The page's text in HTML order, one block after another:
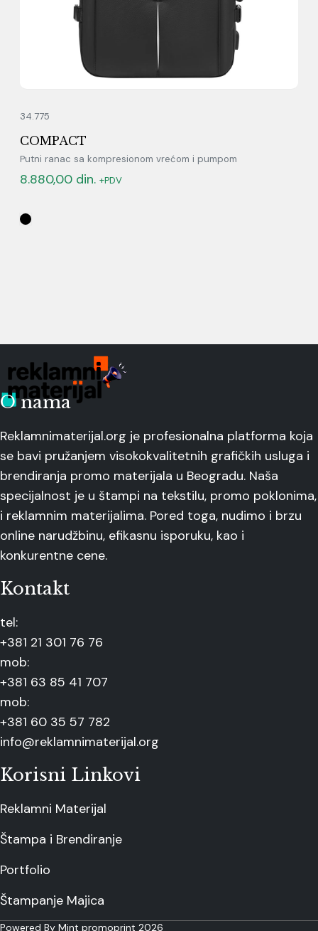
34.775
COMPACT
Putni ranac sa kompresionom vrećom i pumpom
8.880,00 din. +PDV
O nama
Reklamnimaterijal.org je profesionalna platforma koja
se bavi pružanjem visokokvalitetnih grafičkih usluga i
brendiranja promo materijala u Beogradu. Naša
specijalnost je u štampi na tekstilu, promo poklonima,
i reklamnim materijalima. Pored toga, nudimo i brzu
online narudžbinu, efikasnu isporuku, kao i
konkurentne cene.
Kontakt
tel:
+381 21 301 76 76
mob:
+381 63 85 41 707
mob:
+381 60 35 57 782
info@reklamnimaterijal.org
Korisni Linkovi
Reklamni Materijal
Štampa i Brendiranje
Portfolio
Štampanje Majica
Powered By Mint promoprint 2026